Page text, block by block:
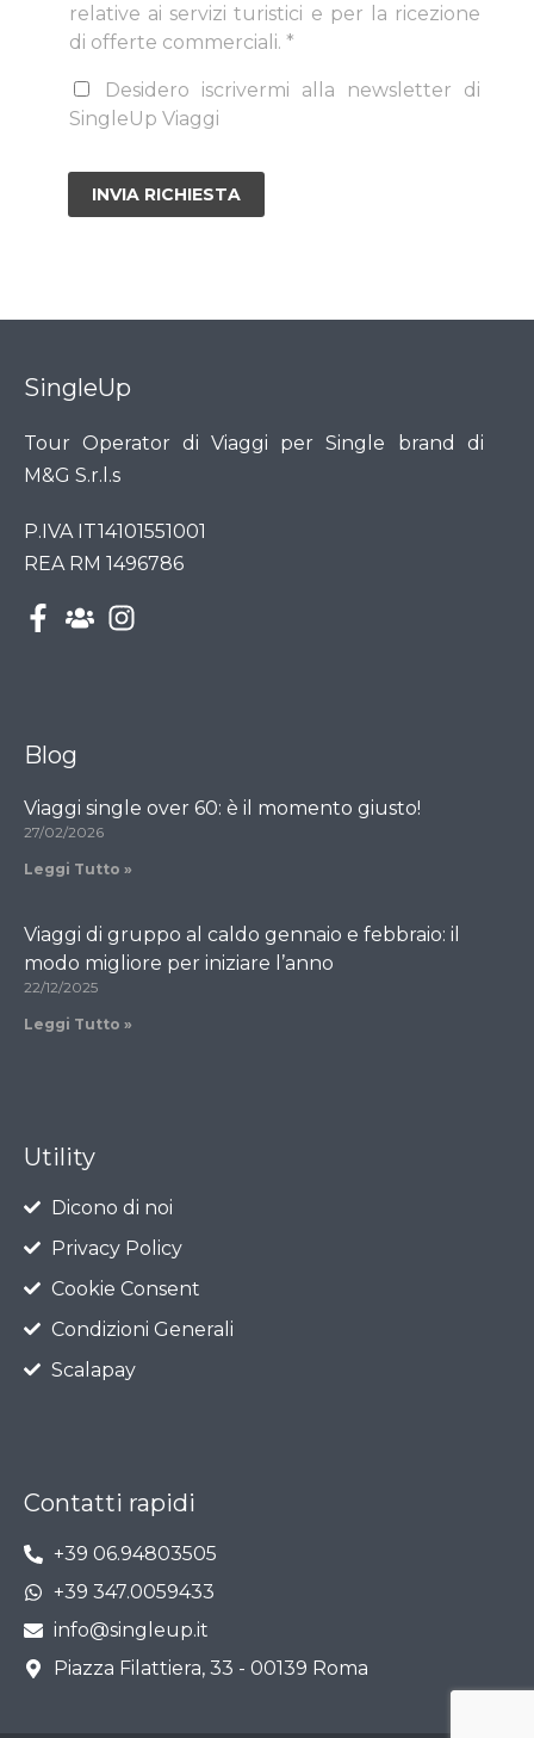
relative ai servizi turistici e per la ricezione
di offerte commerciali. *
Desidero iscrivermi alla newsletter di
SingleUp Viaggi
SingleUp
Tour Operator di Viaggi per Single brand di
M&G S.r.l.s
P.IVA IT14101551001
REA RM 1496786
Blog
Viaggi single over 60: è il momento giusto!
27/02/2026
Leggi Tutto »
Viaggi di gruppo al caldo gennaio e febbraio: il
modo migliore per iniziare l’anno
22/12/2025
Leggi Tutto »
Utility
Dicono di noi
Privacy Policy
Cookie Consent
Condizioni Generali
Scalapay
Contatti rapidi
+39 06.94803505
+39 347.0059433
info@singleup.it
Piazza Filattiera, 33 - 00139 Roma